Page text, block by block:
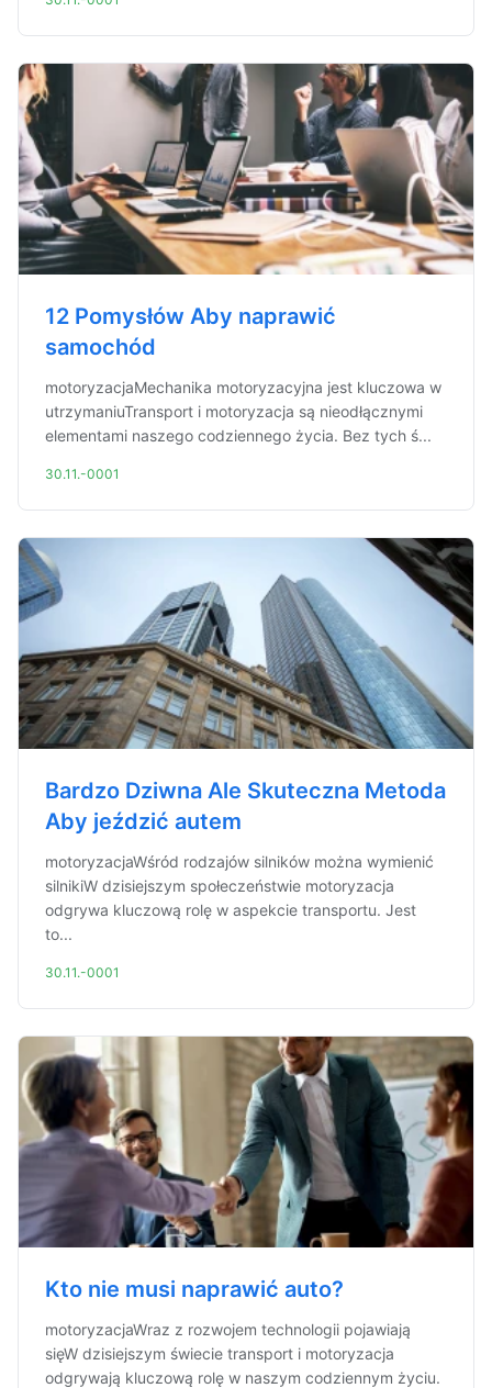
12 Pomysłów Aby naprawić
samochód
motoryzacjaMechanika motoryzacyjna jest kluczowa w
utrzymaniuTransport i motoryzacja są nieodłącznymi
elementami naszego codziennego życia. Bez tych ś...
30.11.-0001
Bardzo Dziwna Ale Skuteczna Metoda
Aby jeździć autem
motoryzacjaWśród rodzajów silników można wymienić
silnikiW dzisiejszym społeczeństwie motoryzacja
odgrywa kluczową rolę w aspekcie transportu. Jest
to...
30.11.-0001
Kto nie musi naprawić auto?
motoryzacjaWraz z rozwojem technologii pojawiają
sięW dzisiejszym świecie transport i motoryzacja
odgrywają kluczową rolę w naszym codziennym życiu.